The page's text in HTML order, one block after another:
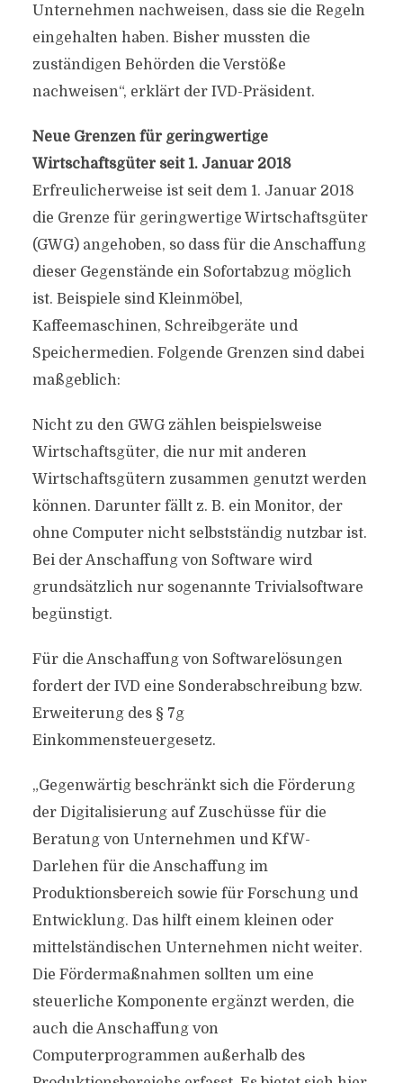
Unternehmen nachweisen, dass sie die Regeln
eingehalten haben. Bisher mussten die
zuständigen Behörden die Verstöße
nachweisen“, erklärt der IVD-Präsident.
Neue Grenzen für geringwertige
Wirtschaftsgüter seit 1. Januar 2018
Erfreulicherweise ist seit dem 1. Januar 2018
die Grenze für geringwertige Wirtschaftsgüter
(GWG) angehoben, so dass für die Anschaffung
dieser Gegenstände ein Sofortabzug möglich
ist. Beispiele sind Kleinmöbel,
Kaffeemaschinen, Schreibgeräte und
Speichermedien. Folgende Grenzen sind dabei
maßgeblich:
Nicht zu den GWG zählen beispielsweise
Wirtschaftsgüter, die nur mit anderen
Wirtschaftsgütern zusammen genutzt werden
können. Darunter fällt z. B. ein Monitor, der
ohne Computer nicht selbstständig nutzbar ist.
Bei der Anschaffung von Software wird
grundsätzlich nur sogenannte Trivialsoftware
begünstigt.
Für die Anschaffung von Softwarelösungen
fordert der IVD eine Sonderabschreibung bzw.
Erweiterung des § 7g
Einkommensteuergesetz.
„Gegenwärtig beschränkt sich die Förderung
der Digitalisierung auf Zuschüsse für die
Beratung von Unternehmen und KfW-
Darlehen für die Anschaffung im
Produktionsbereich sowie für Forschung und
Entwicklung. Das hilft einem kleinen oder
mittelständischen Unternehmen nicht weiter.
Die Fördermaßnahmen sollten um eine
steuerliche Komponente ergänzt werden, die
auch die Anschaffung von
Computerprogrammen außerhalb des